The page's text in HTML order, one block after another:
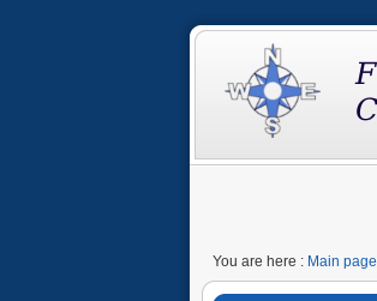
You are here : Main page